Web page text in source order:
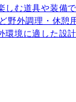
む道具や装備
外調理・休
境に適した設